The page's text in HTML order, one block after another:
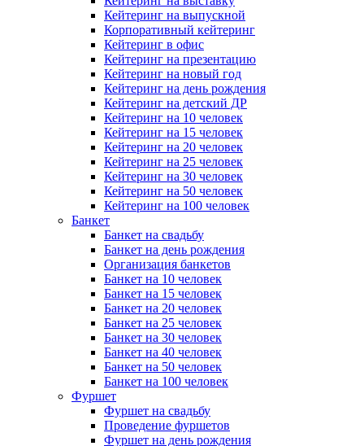
Кейтеринг на выпускной
Корпоративный кейтеринг
Кейтеринг в офис
Кейтеринг на презентацию
Кейтеринг на новый год
Кейтеринг на день рождения
Кейтеринг на детский ДР
Кейтеринг на 10 человек
Кейтеринг на 15 человек
Кейтеринг на 20 человек
Кейтеринг на 25 человек
Кейтеринг на 30 человек
Кейтеринг на 50 человек
Кейтеринг на 100 человек
Банкет
Банкет на свадьбу
Банкет на день рождения
Организация банкетов
Банкет на 10 человек
Банкет на 15 человек
Банкет на 20 человек
Банкет на 25 человек
Банкет на 30 человек
Банкет на 40 человек
Банкет на 50 человек
Банкет на 100 человек
Фуршет
Фуршет на свадьбу
Проведение фуршетов
Фуршет на день рождения